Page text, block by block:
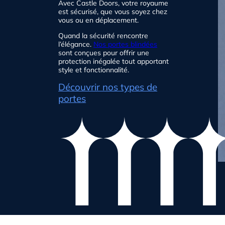
Avec Castle Doors, votre royaume
est sécurisé, que vous soyez chez
vous ou en déplacement.
Quand la sécurité rencontre
l’élégance. Nos portes blindées
sont conçues pour offrir une
protection inégalée tout apportant
style et fonctionnalité.
Découvrir nos types de
portes